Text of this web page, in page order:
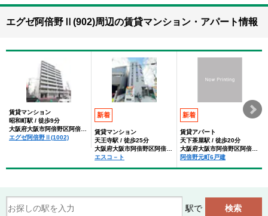
エグゼ阿倍野Ⅱ(902)周辺の賃貸マンション・アパート情報
賃貸マンション
昭和町駅 / 徒歩9分
エグゼ阿倍野Ⅱ(1002)
新着
賃貸マンション
天王寺駅 / 徒歩25分
エスコ－ト
新着
賃貸アパート
天下茶屋駅 / 徒歩20分
阿倍野元町6戸建
駅で